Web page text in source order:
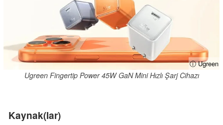
ⓘ Ugreen
Ugreen Fingertip Power 45W GaN Mini Hızlı Şarj Cihazı
Kaynak(lar)